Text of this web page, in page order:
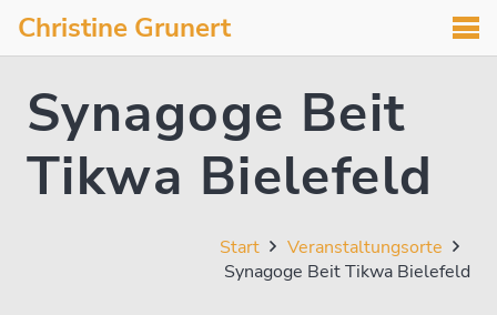
Christine Grunert
Synagoge Beit
Tikwa Bielefeld
Start
Veranstaltungsorte
Synagoge Beit Tikwa Bielefeld